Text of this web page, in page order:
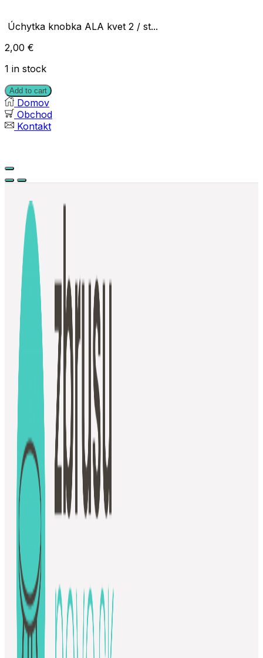
Úchytka knobka ALA kvet 2 / st...
2,00 €
1 in stock
Add to cart
Domov
Obchod
Kontakt